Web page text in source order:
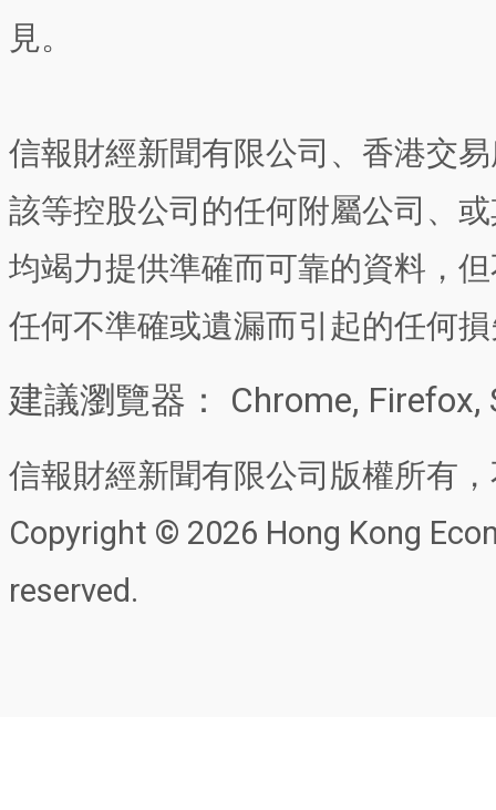
見。
信報財經新聞有限公司、香港交
該等控股公司的任何附屬公司、
均竭力提供準確而可靠的資料，
任何不準確或遺漏而引起的任何
建議瀏覽器： Chrome, Firefox,
信報財經新聞有限公司版權所有
Copyright © 2026 Hong Kong
reserved.